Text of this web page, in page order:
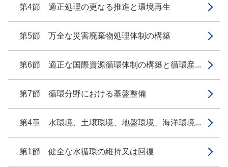
第4節 適正処理の更なる推進と環境再生
第5節 万全な災害廃棄物処理体制の構築
第6節 適正な国際資源循環体制の構築と循環産...
第7節 循環分野における基盤整備
第4章 水環境、土壌環境、地盤環境、海洋環境...
第1節 健全な水循環の維持又は回復